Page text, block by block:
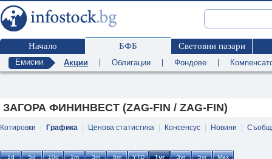
Начало БФБ Световни пазари
Емисии Акции Облигации Фондове
ЗАГОРА ФИНИНВЕСТ (ZAG-FIN / ZAG-FIN)
Котировки Графика Ценова статистика Консенсус Новини